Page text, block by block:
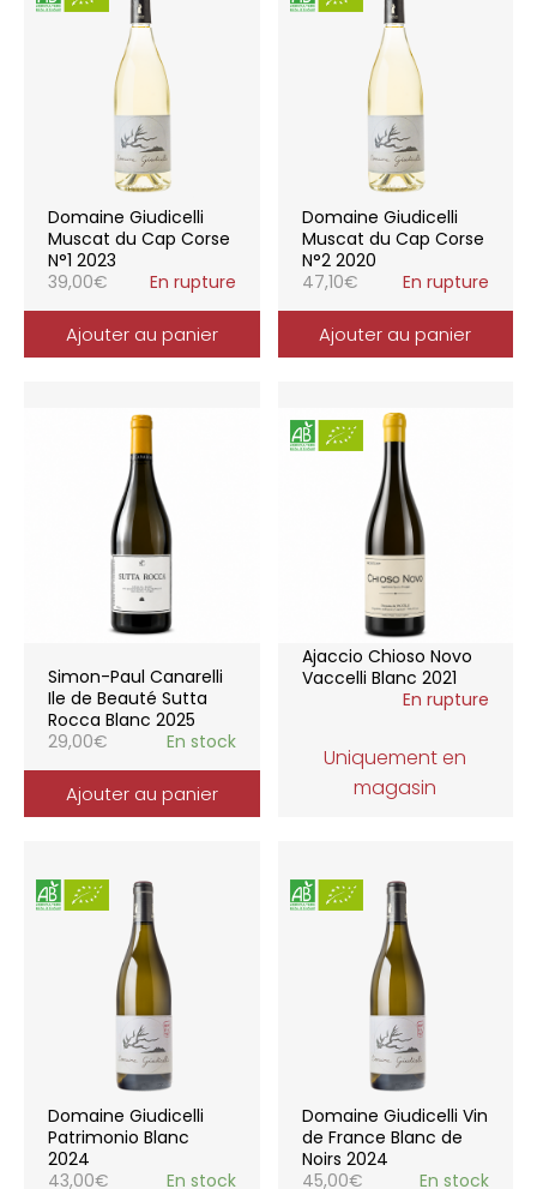
Domaine Giudicelli
Muscat du Cap Corse
N°1 2023
39,00€ En rupture
Ajouter au panier
Domaine Giudicelli
Muscat du Cap Corse
N°2 2020
47,10€ En rupture
Ajouter au panier
Simon-Paul Canarelli
Ile de Beauté Sutta
Rocca Blanc 2025
29,00€ En stock
Ajouter au panier
Ajaccio Chioso Novo
Vaccelli Blanc 2021
En rupture
Uniquement en
magasin
Domaine Giudicelli
Patrimonio Blanc
2024
43,00€ En stock
Domaine Giudicelli Vin
de France Blanc de
Noirs 2024
45,00€ En stock